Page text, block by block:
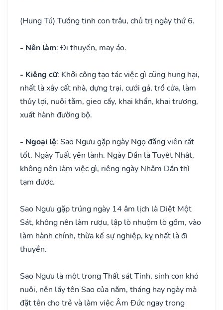
(Hung Tú) Tướng tinh con trâu, chủ trị ngày thứ 6.
- Nên làm: Đi thuyền, may áo.
- Kiêng cữ: Khởi công tạo tác việc gì cũng hung hại,
nhất là xây cất nhà, dựng trại, cưới gả, trổ cửa, làm
thủy lợi, nuôi tằm, gieo cấy, khai khẩn, khai trương,
xuất hành đường bộ.
- Ngoại lệ: Sao Ngưu gặp ngày Ngọ đăng viên rất
tốt. Ngày Tuất yên lành. Ngày Dần là Tuyệt Nhật,
không nên làm việc gì, riêng ngày Nhâm Dần thì
tạm được.
Sao Ngưu gặp trúng ngày 14 âm lịch là Diệt Một
Sát, không nên làm rượu, lập lò nhuộm lò gốm, vào
làm hành chính, thừa kế sự nghiệp, kỵ nhất là đi
thuyền.
Sao Ngưu là một trong Thất sát Tinh, sinh con khó
nuôi, nên lấy tên Sao của năm, tháng hay ngày mà
đặt tên cho trẻ và làm việc Âm Đức ngay trong